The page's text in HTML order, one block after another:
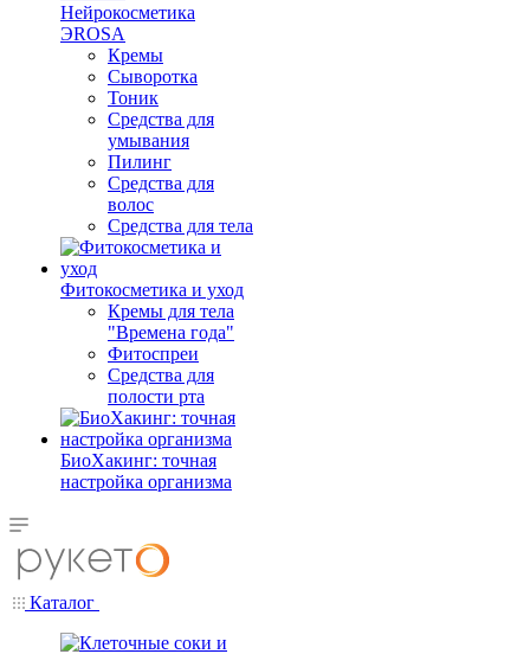
Нейрокосметика
ЭROSA
Кремы
Сыворотка
Тоник
Средства для
умывания
Пилинг
Средства для
волос
Средства для тела
Фитокосметика и уход
Кремы для тела
"Времена года"
Фитоспреи
Средства для
полости рта
БиоХакинг: точная
настройка организма
Каталог